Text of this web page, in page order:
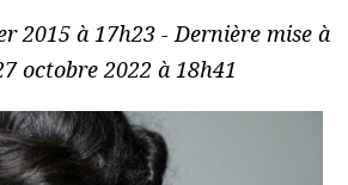
2015 à 17h23 - Dernière mise à
octobre 2022 à 18h41